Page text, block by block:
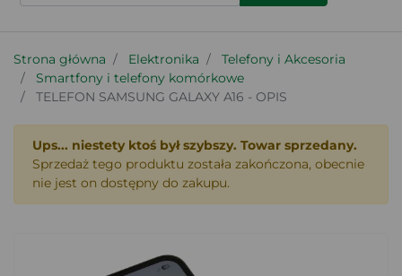
Strona główna Elektronika
Telefony i Akcesoria
Smartfony i telefony komórkowe
TELEFON SAMSUNG GALAXY A16 - OPIS
Ups... niestety ktoś był szybszy. Towar sprzedany.
Sprzedaż tego produktu została zakończona, obecnie
nie jest on dostępny do zakupu.